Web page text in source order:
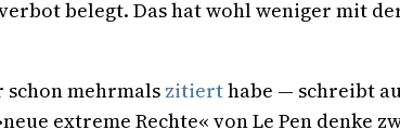
belegt. Das hat wohl weniger mit
mehrmals zitierthabe — schreibt
extreme Rechte« von Le Pen denke